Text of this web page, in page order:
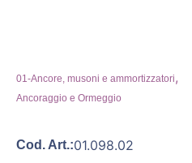
01-Ancore, musoni e ammortizzatori,
Ancoraggio e Ormeggio
Cod. Art.:01.098.02